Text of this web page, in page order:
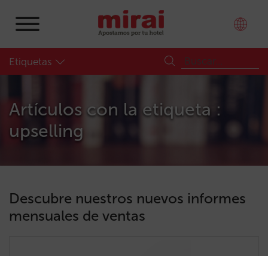
Etiquetas
Artículos con la etiqueta :
upselling
Descubre nuestros nuevos informes
mensuales de ventas